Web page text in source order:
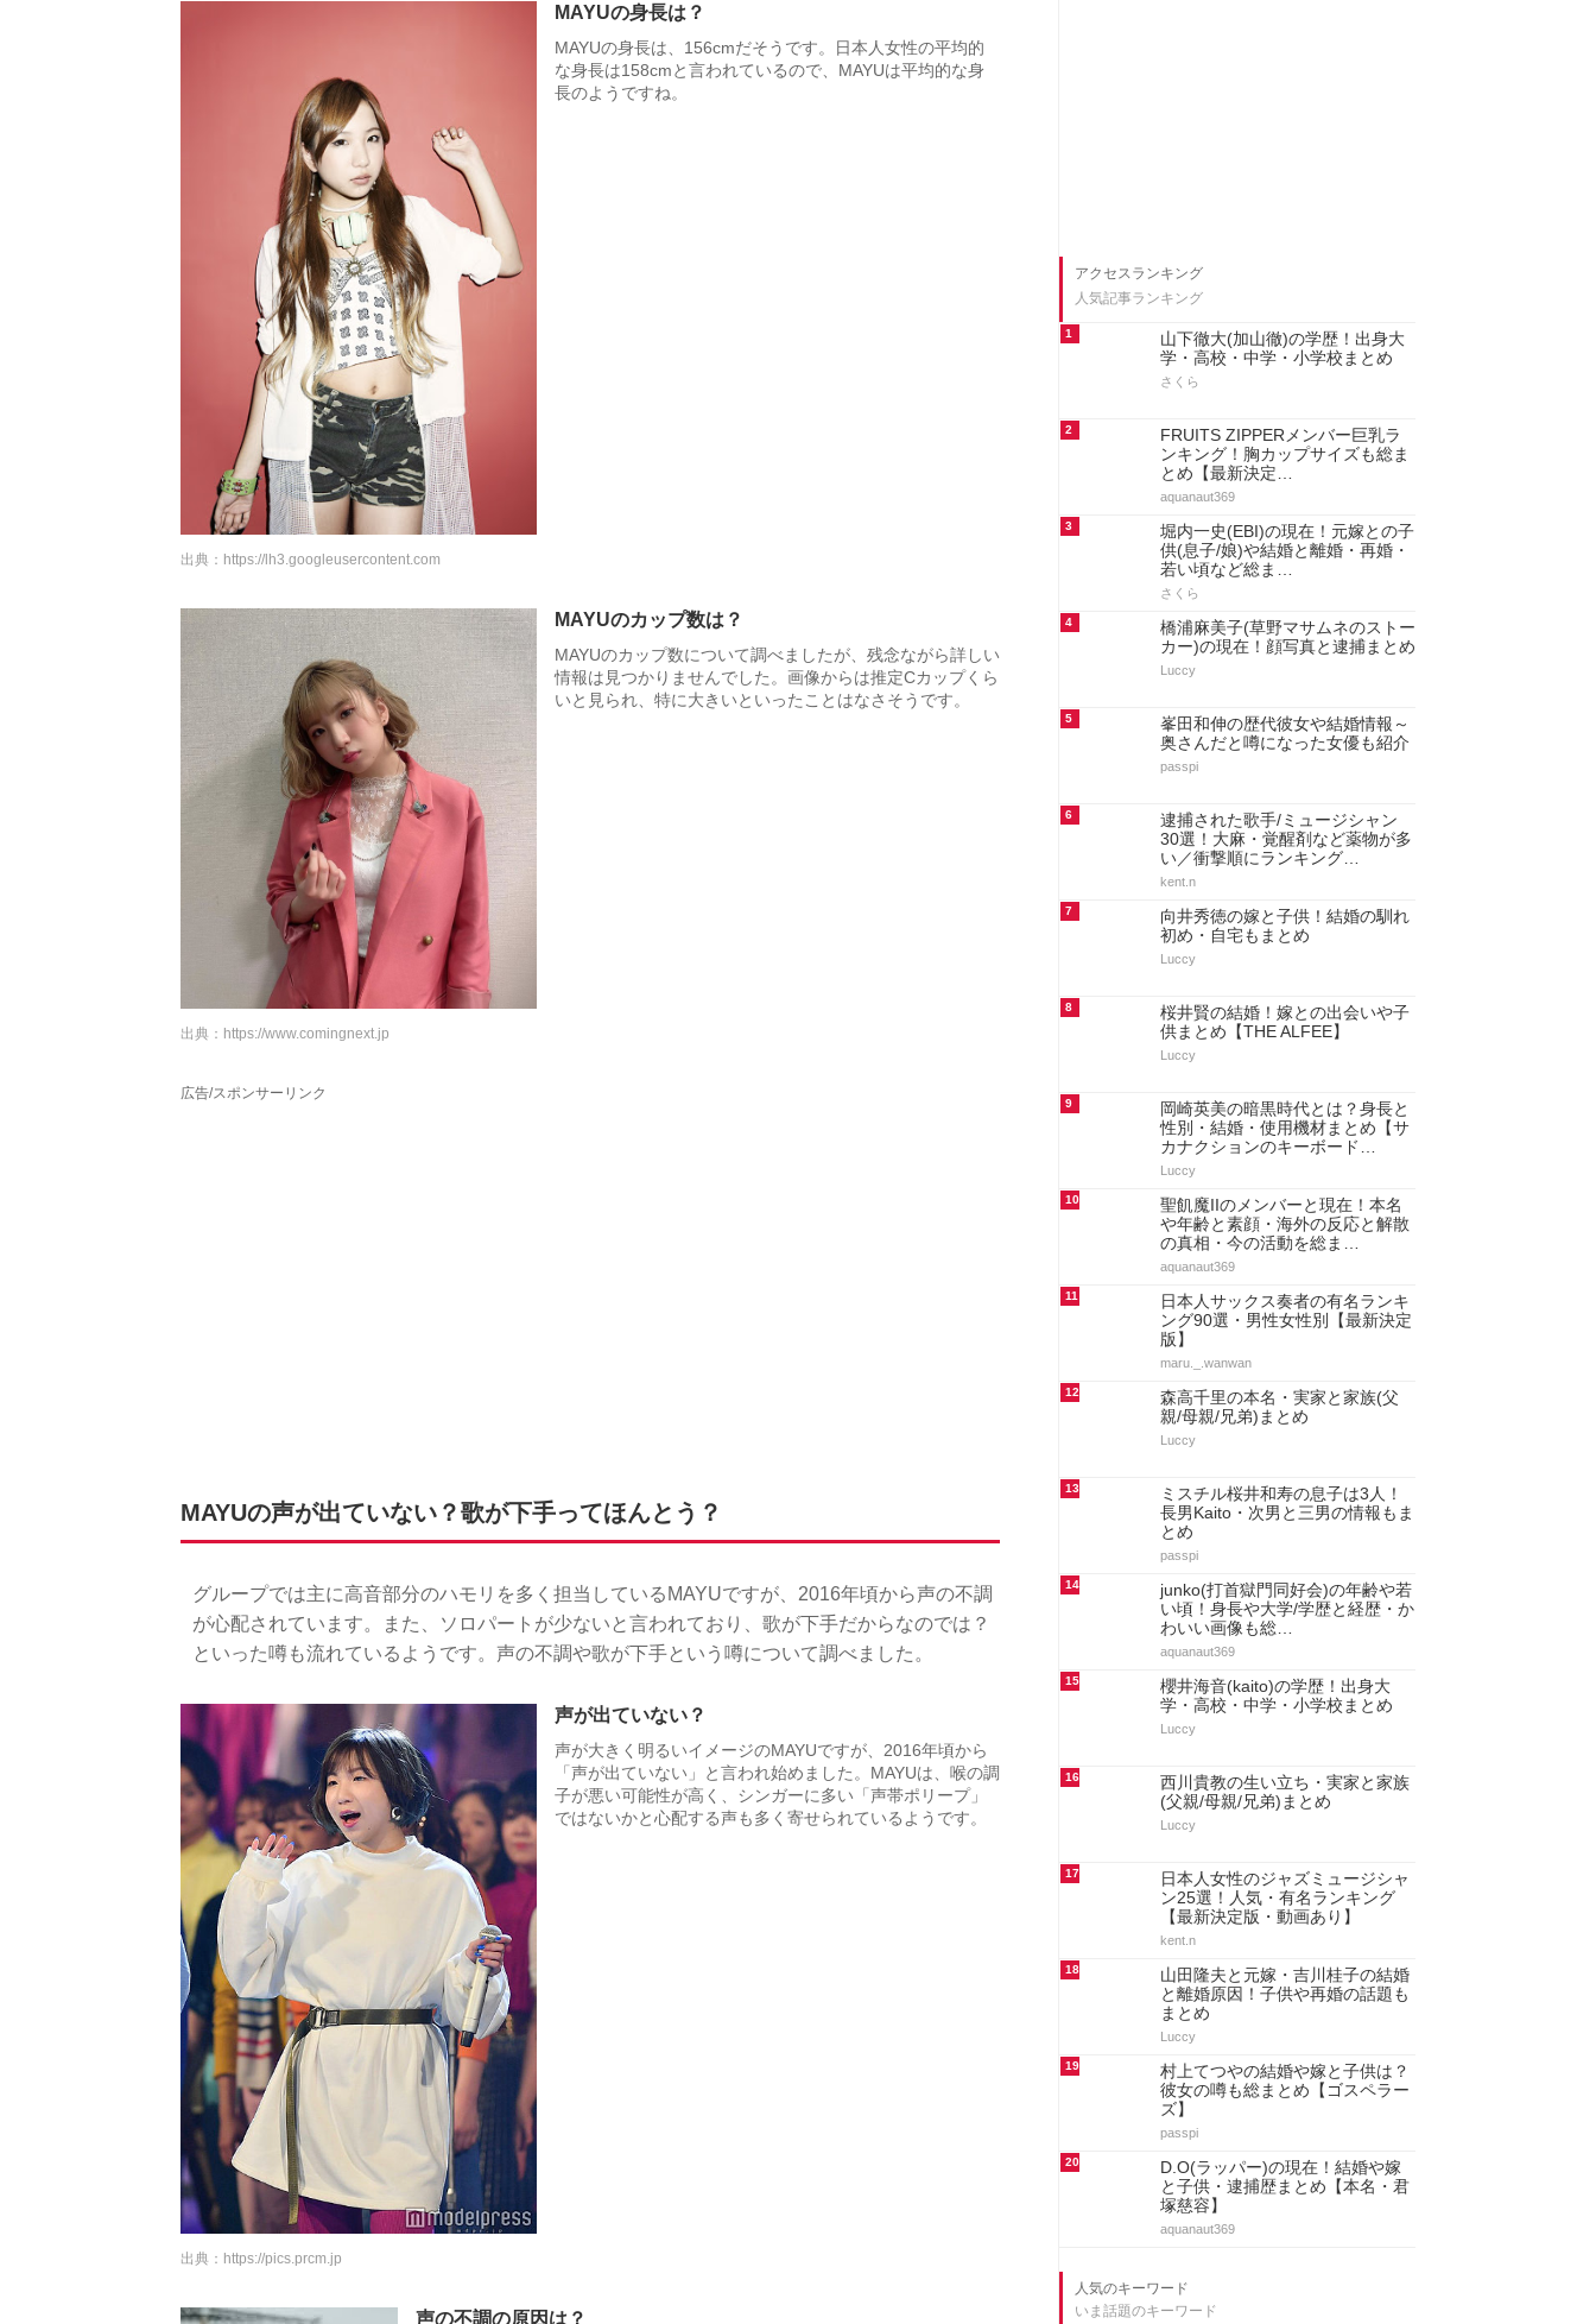
MAYUの身長は？
MAYUの身長は、156cmだそうです。日本人女性の平均的
な身長は158cmと言われているので、MAYUは平均的な身
長のようですね。
出典： https://lh3.googleusercontent.com
MAYUのカップ数は？
MAYUのカップ数について調べましたが、残念ながら詳しい
情報は見つかりませんでした。画像からは推定Cカップくら
いと見られ、特に大きいといったことはなさそうです。
出典： https://www.comingnext.jp
広告/スポンサーリンク
MAYUの声が出ていない？歌が下手ってほんとう？
グループでは主に高音部分のハモリを多く担当しているMAYUですが、2016年頃から声の不調
が心配されています。また、ソロパートが少ないと言われており、歌が下手だからなのでは？
といった噂も流れているようです。声の不調や歌が下手という噂について調べました。
声が出ていない？
声が大きく明るいイメージのMAYUですが、2016年頃から
「声が出ていない」と言われ始めました。MAYUは、喉の調
子が悪い可能性が高く、シンガーに多い「声帯ポリープ」
ではないかと心配する声も多く寄せられているようです。
出典： https://pics.prcm.jp
声の不調の原因は？
アクセスランキング
人気記事ランキング
1
山下徹大(加山徹)の学歴！出身大
学・高校・中学・小学校まとめ
さくら
2
FRUITS ZIPPERメンバー巨乳ラ
ンキング！胸カップサイズも総ま
とめ【最新決定…
aquanaut369
3
堀内一史(EBI)の現在！元嫁との子
供(息子/娘)や結婚と離婚・再婚・
若い頃など総ま…
さくら
4
橋浦麻美子(草野マサムネのストー
カー)の現在！顔写真と逮捕まとめ
Luccy
5
峯田和伸の歴代彼女や結婚情報～
奥さんだと噂になった女優も紹介
passpi
6
逮捕された歌手/ミュージシャン
30選！大麻・覚醒剤など薬物が多
い／衝撃順にランキング…
kent.n
7
向井秀徳の嫁と子供！結婚の馴れ
初め・自宅もまとめ
Luccy
8
桜井賢の結婚！嫁との出会いや子
供まとめ【THE ALFEE】
Luccy
9
岡崎英美の暗黒時代とは？身長と
性別・結婚・使用機材まとめ【サ
カナクションのキーボード…
Luccy
10
聖飢魔IIのメンバーと現在！本名
や年齢と素顔・海外の反応と解散
の真相・今の活動を総ま…
aquanaut369
11
日本人サックス奏者の有名ランキ
ング90選・男性女性別【最新決定
版】
maru._.wanwan
12
森高千里の本名・実家と家族(父
親/母親/兄弟)まとめ
Luccy
13
ミスチル桜井和寿の息子は3人！
長男Kaito・次男と三男の情報もま
とめ
passpi
14
junko(打首獄門同好会)の年齢や若
い頃！身長や大学/学歴と経歴・か
わいい画像も総…
aquanaut369
15
櫻井海音(kaito)の学歴！出身大
学・高校・中学・小学校まとめ
Luccy
16
西川貴教の生い立ち・実家と家族
(父親/母親/兄弟)まとめ
Luccy
17
日本人女性のジャズミュージシャ
ン25選！人気・有名ランキング
【最新決定版・動画あり】
kent.n
18
山田隆夫と元嫁・吉川桂子の結婚
と離婚原因！子供や再婚の話題も
まとめ
Luccy
19
村上てつやの結婚や嫁と子供は？
彼女の噂も総まとめ【ゴスペラー
ズ】
passpi
20
D.O(ラッパー)の現在！結婚や嫁
と子供・逮捕歴まとめ【本名・君
塚慈容】
aquanaut369
人気のキーワード
いま話題のキーワード